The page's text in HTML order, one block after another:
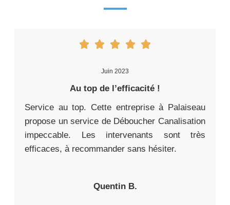
Juin 2023
Au top de l’efficacité !
Service au top. Cette entreprise à Palaiseau
propose un service de Déboucher Canalisation
impeccable. Les intervenants sont très
efficaces, à recommander sans hésiter.
Quentin B.